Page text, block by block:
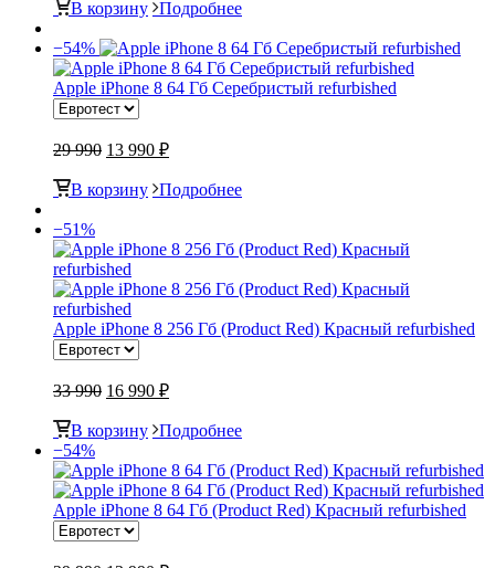
В корзину Подробнее
−54%
Apple iPhone 8 64 Гб Серебристый refurbished
29 990 13 990 ₽
В корзину Подробнее
−51%
Apple iPhone 8 256 Гб (Product Red) Красный refurbished
33 990 16 990 ₽
В корзину Подробнее
−54%
Apple iPhone 8 64 Гб (Product Red) Красный refurbished